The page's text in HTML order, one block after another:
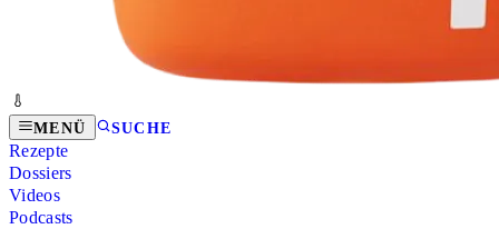
MENÜ SUCHE
Rezepte
Dossiers
Videos
Podcasts